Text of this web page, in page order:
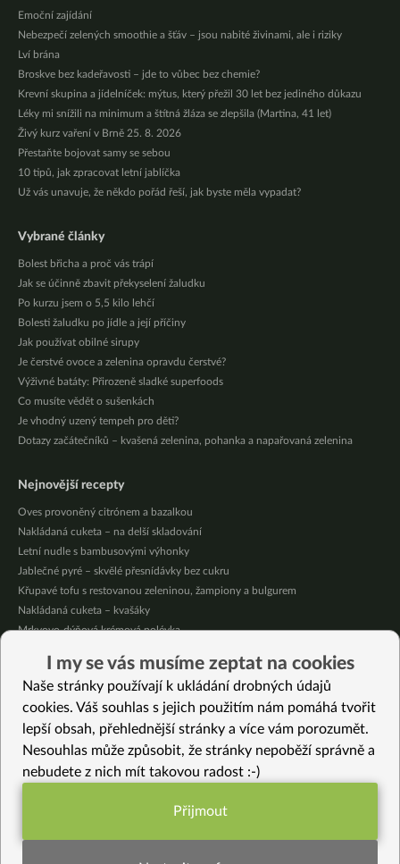
Emoční zajídání
Nebezpečí zelených smoothie a šťáv – jsou nabité živinami, ale i riziky
Lví brána
Broskve bez kadeřavosti – jde to vůbec bez chemie?
Krevní skupina a jídelníček: mýtus, který přežil 30 let bez jediného důkazu
Léky mi snížili na minimum a štítná žláza se zlepšila (Martina, 41 let)
Živý kurz vaření v Brně 25. 8. 2026
Přestaňte bojovat samy se sebou
10 tipů, jak zpracovat letní jablíčka
Už vás unavuje, že někdo pořád řeší, jak byste měla vypadat?
Vybrané články
Bolest břicha a proč vás trápí
Jak se účinně zbavit překyselení žaludku
Po kurzu jsem o 5,5 kilo lehčí
Bolesti žaludku po jídle a její příčiny
Jak používat obilné sirupy
Je čerstvé ovoce a zelenina opravdu čerstvé?
Výživné batáty: Přirozeně sladké superfoods
Co musíte vědět o sušenkách
Je vhodný uzený tempeh pro děti?
Dotazy začátečníků – kvašená zelenina, pohanka a napařovaná zelenina
Nejnovější recepty
Oves provoněný citrónem a bazalkou
Nakládaná cuketa – na delší skladování
Letní nudle s bambusovými výhonky
Jablečné pyré – skvělé přesnídávky bez cukru
Křupavé tofu s restovanou zeleninou, žampiony a bulgurem
Nakládaná cuketa – kvašáky
Mrkvovo-dýňová krémová polévka
Osvěžující čaj s citronovými bylinkami
Nepečený jablečný dort s rybízem
Vybrané recepty
Rajma masala – kari z červených fazolí
Šafránové halušky se zeleninou (bez lepku)
Rýžová léčebná kaše – Congee
I my se vás musíme zeptat na cookies
Naše stránky používají k ukládání drobných údajů
cookies. Váš souhlas s jejich použitím nám pomáhá tvořit
lepší obsah, přehlednější stránky a více vám porozumět.
Nesouhlas může způsobit, že stránky nepoběží správně a
nebudete z nich mít takovou radost :-)
Funkční nastavení potřebujeme (vždy
Přijmout